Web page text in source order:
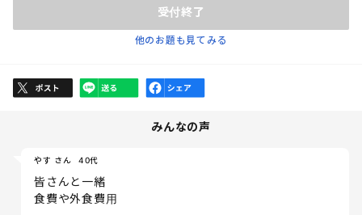
受付終了
他のお題も見てみる
みんなの声
やす さん 40代
皆さんと一緒
食費や外食費用